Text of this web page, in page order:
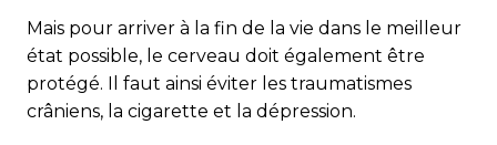
Mais pour arriver à la fin de la vie dans le meilleur
état possible, le cerveau doit également être
protégé. Il faut ainsi éviter les traumatismes
crâniens, la cigarette et la dépression.